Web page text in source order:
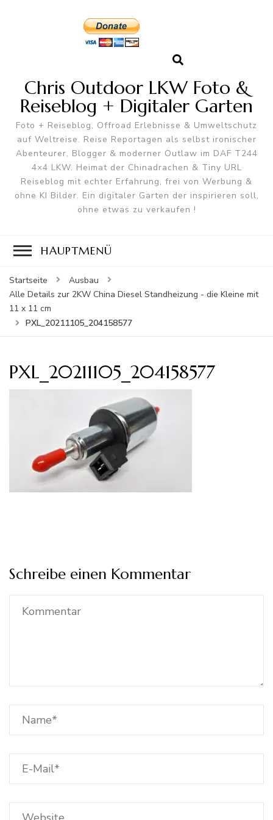
Chris Outdoor LKW Foto &
Reiseblog + Digitaler Garten
Foto + Reiseblog, Offroad Erlebnisse & Umweltschutz
auf Weltreise. Reise Reportagen als selbst ironischer
Abenteurer, Blogger & moderner Outlaw im DAF T244
4×4 LKW. Heimat der Chinadrachen & Tiny URL
Reiseblog mit echter Erfahrung, frei von Werbung &
ohne KI Bilder. Ein digitaler Garten der inspirieren soll,
ohne etwas zu verkaufen !
HAUPTMENÜ
Startseite
Ausbau
Alle Details zur 2KW China Diesel Standheizung - die Kleine mit
11 x 11 cm
PXL_20211105_204158577
PXL_20211105_204158577
Schreibe einen Kommentar